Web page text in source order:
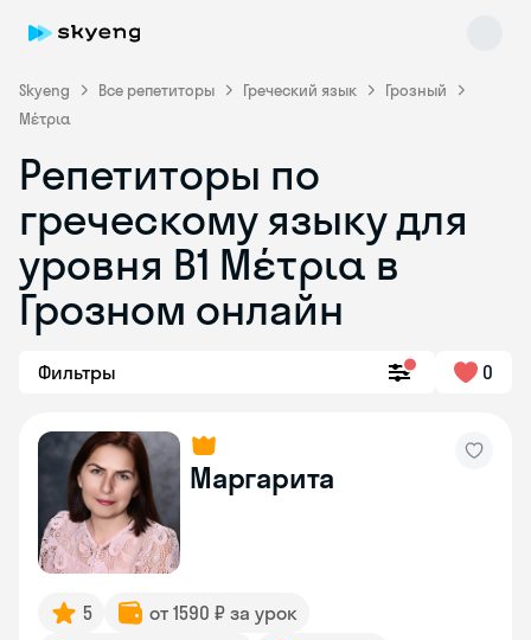
Skyeng Все репетиторы Греческий язык
Грозный
Μέτρια
Репетиторы по
греческому языку для
уровня Β1 Μέτρια в
Грозном онлайн
Фильтры 0
Маргарита
5
от 1590 ₽ за урок
Skyeng Chat
online